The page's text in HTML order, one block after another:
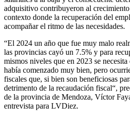
adquisitivo contribuyeron al
contexto donde la recuperación del
acompañar el ritmo de las necesidades.
“El 2024 un año que fue muy malo
las provincias cayó un 7.5% y para
mismos niveles que en 2023 se
había comenzado muy bien, pero
fiscales que, si bien son beneficiosas
detrimento de la recaudación fiscal“,
de la provincia de Mendoza, Víctor
entrevista para LVDiez.